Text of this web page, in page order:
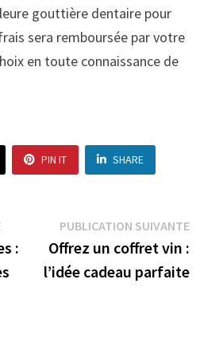
gouttière dentaire pour
sera remboursée par votre
en toute connaissance de
PIN IT SHARE
Publication
précédente :
:
PUBLICATION SUIVANTE
Offrez un coffret vin :
l’idée cadeau parfaite